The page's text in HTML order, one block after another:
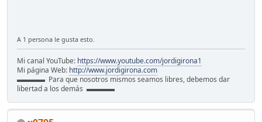
A 1 persona le gusta esto.
Mi canal YouTube: https://www.youtube.com/jordigirona1
Mi página Web: http://www.jordigirona.com
▬▬▬▬ Para que nosotros mismos seamos libres, debemos dar
libertad a los demás ▬▬▬▬